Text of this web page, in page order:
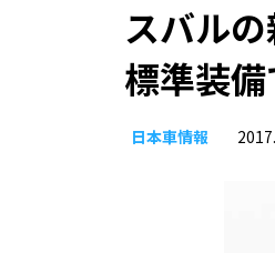
スバル
標準装
日本車情報​